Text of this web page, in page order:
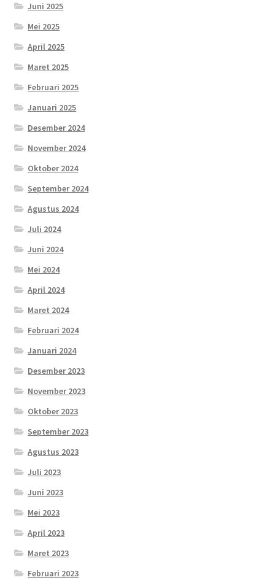
Juni 2025
Mei 2025
April 2025
Maret 2025
Februari 2025
Januari 2025
Desember 2024
November 2024
Oktober 2024
September 2024
Agustus 2024
Juli 2024
Juni 2024
Mei 2024
April 2024
Maret 2024
Februari 2024
Januari 2024
Desember 2023
November 2023
Oktober 2023
September 2023
Agustus 2023
Juli 2023
Juni 2023
Mei 2023
April 2023
Maret 2023
Februari 2023